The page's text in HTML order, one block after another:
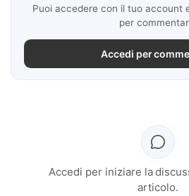
Puoi accedere con il tuo account
per
Accedi per
Accedi per iniziare la
articolo.